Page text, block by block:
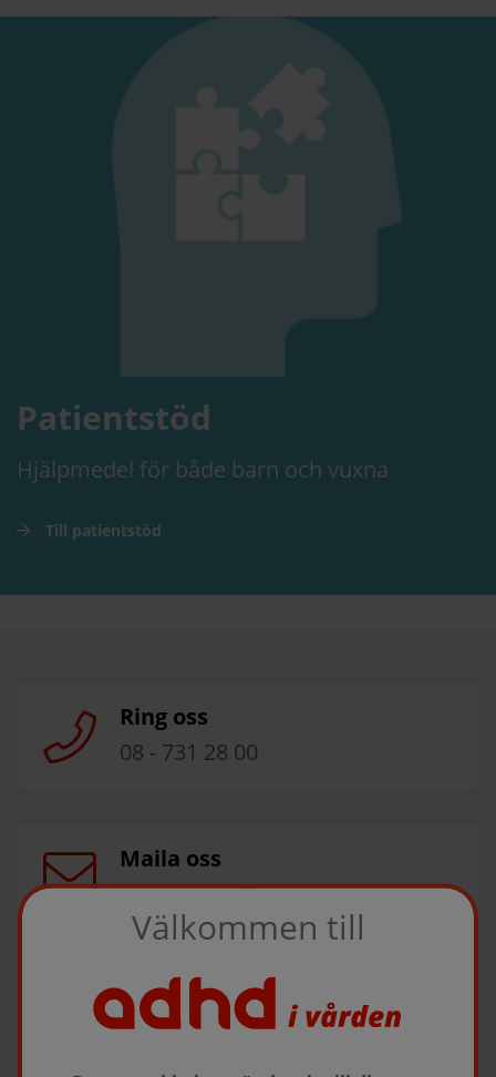
Patientstöd
Hjälpmedel för både barn och vuxna
Till patientstöd
Ring oss
08 - 731 28 00
Maila oss
infosweden@takeda.com
Boka möte
Till bokningsformulär
Välkommen till